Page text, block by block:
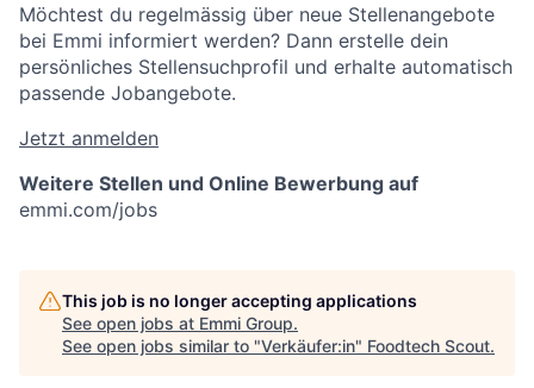
Möchtest du regelmässig über neue Stellenangebote
bei Emmi informiert werden? Dann erstelle dein
persönliches Stellensuchprofil und erhalte automatisch
passende Jobangebote.
Jetzt anmelden
Weitere Stellen und Online Bewerbung auf
emmi.com/jobs
This job is no longer accepting applications
See open jobs at Emmi Group.
See open jobs similar to "Verkäufer:in" Foodtech Scout.